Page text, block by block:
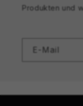
Produkten und
E-Mail